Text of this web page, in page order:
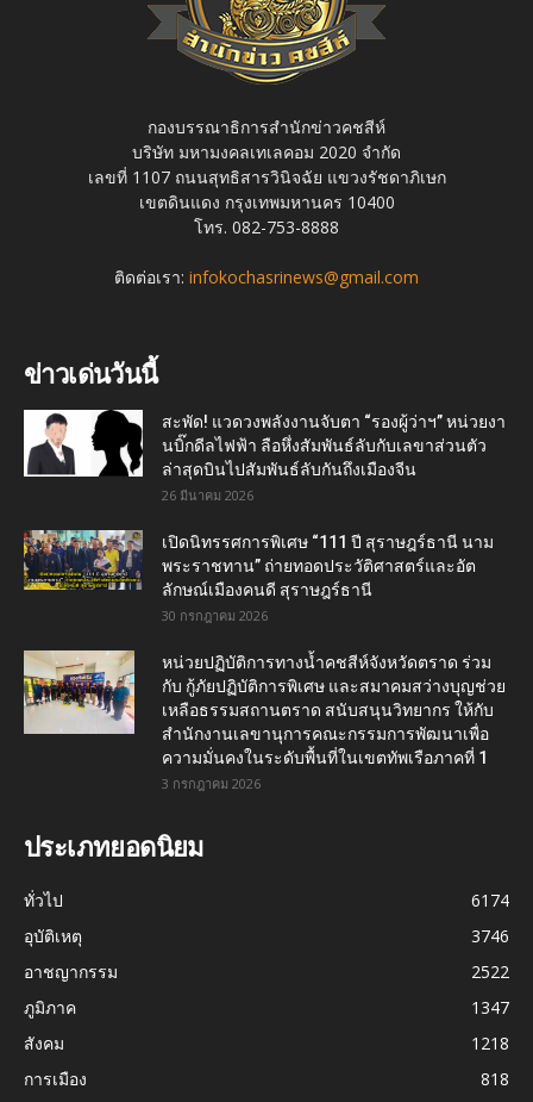
กองบรรณาธิการสำนักข่าวคชสีห์
บริษัท มหามงคลเทเลคอม 2020 จำกัด
เลขที่ 1107 ถนนสุทธิสารวินิจฉัย แขวงรัชดาภิเษก
เขตดินแดง กรุงเทพมหานคร 10400
โทร. 082-753-8888
ติดต่อเรา: infokochasrinews@gmail.com
ข่าวเด่นวันนี้
สะพัด! แวดวงพลังงานจับตา “รองผู้ว่าฯ” หน่วยงา
นบิ๊กดีลไฟฟ้า ลือหึ่งสัมพันธ์ลับกับเลขาส่วนตัว
ล่าสุดบินไปสัมพันธ์ลับกันถึงเมืองจีน
26 มีนาคม 2026
เปิดนิทรรศการพิเศษ “111 ปี สุราษฎร์ธานี นาม
พระราชทาน” ถ่ายทอดประวัติศาสตร์และอัต
ลักษณ์เมืองคนดี สุราษฎร์ธานี
30 กรกฎาคม 2026
หน่วยปฏิบัติการทางน้ำคชสีห์จังหวัดตราด ร่วม
กับ กู้ภัยปฏิบัติการพิเศษ และสมาคมสว่างบุญช่วย
เหลือธรรมสถานตราด สนับสนุนวิทยากร ให้กับ
สำนักงานเลขานุการคณะกรรมการพัฒนาเพื่อ
ความมั่นคงในระดับพื้นที่ในเขตทัพเรือภาคที่ 1
3 กรกฎาคม 2026
ประเภทยอดนิยม
ทั่วไป
6174
อุบัติเหตุ
3746
อาชญากรรม
2522
ภูมิภาค
1347
สังคม
1218
การเมือง
818